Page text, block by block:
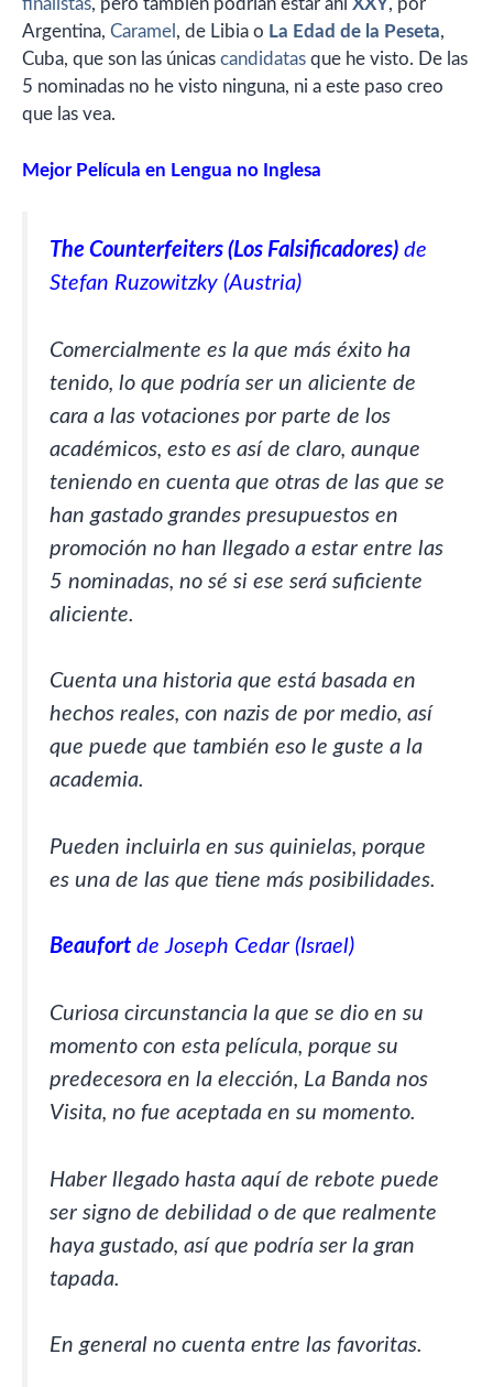
finalistas, pero también podrían estar ahí XXY, por
Argentina, Caramel , de Libia o La Edad de la Peseta,
Cuba, que son las únicas candidatas que he visto. De las
5 nominadas no he visto ninguna, ni a este paso creo
que las vea.
Mejor Película en Lengua no Inglesa
The Counterfeiters (Los Falsificadores) de
Stefan Ruzowitzky (Austria)
Comercialmente es la que más éxito ha
tenido, lo que podría ser un aliciente de
cara a las votaciones por parte de los
académicos, esto es así de claro, aunque
teniendo en cuenta que otras de las que se
han gastado grandes presupuestos en
promoción no han llegado a estar entre las
5 nominadas, no sé si ese será suficiente
aliciente.
Cuenta una historia que está basada en
hechos reales, con nazis de por medio, así
que puede que también eso le guste a la
academia.
Pueden incluirla en sus quinielas, porque
es una de las que tiene más posibilidades.
Beaufort de Joseph Cedar (Israel)
Curiosa circunstancia la que se dio en su
momento con esta película, porque su
predecesora en la elección, La Banda nos
Visita, no fue aceptada en su momento.
Haber llegado hasta aquí de rebote puede
ser signo de debilidad o de que realmente
haya gustado, así que podría ser la gran
tapada.
En general no cuenta entre las favoritas.